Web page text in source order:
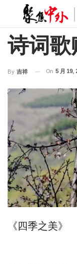
诗词
By 吉祥 On 5 月 19,
《四季之美》